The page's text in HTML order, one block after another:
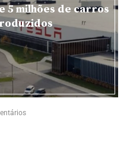
5 milhões de carros